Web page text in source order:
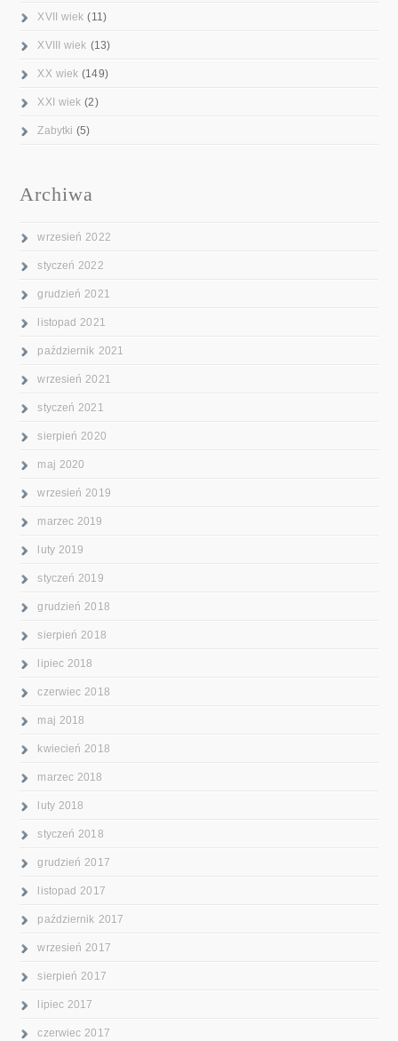
XVII wiek (11)
XVIII wiek (13)
XX wiek (149)
XXI wiek (2)
Zabytki (5)
Archiwa
wrzesień 2022
styczeń 2022
grudzień 2021
listopad 2021
październik 2021
wrzesień 2021
styczeń 2021
sierpień 2020
maj 2020
wrzesień 2019
marzec 2019
luty 2019
styczeń 2019
grudzień 2018
sierpień 2018
lipiec 2018
czerwiec 2018
maj 2018
kwiecień 2018
marzec 2018
luty 2018
styczeń 2018
grudzień 2017
listopad 2017
październik 2017
wrzesień 2017
sierpień 2017
lipiec 2017
czerwiec 2017